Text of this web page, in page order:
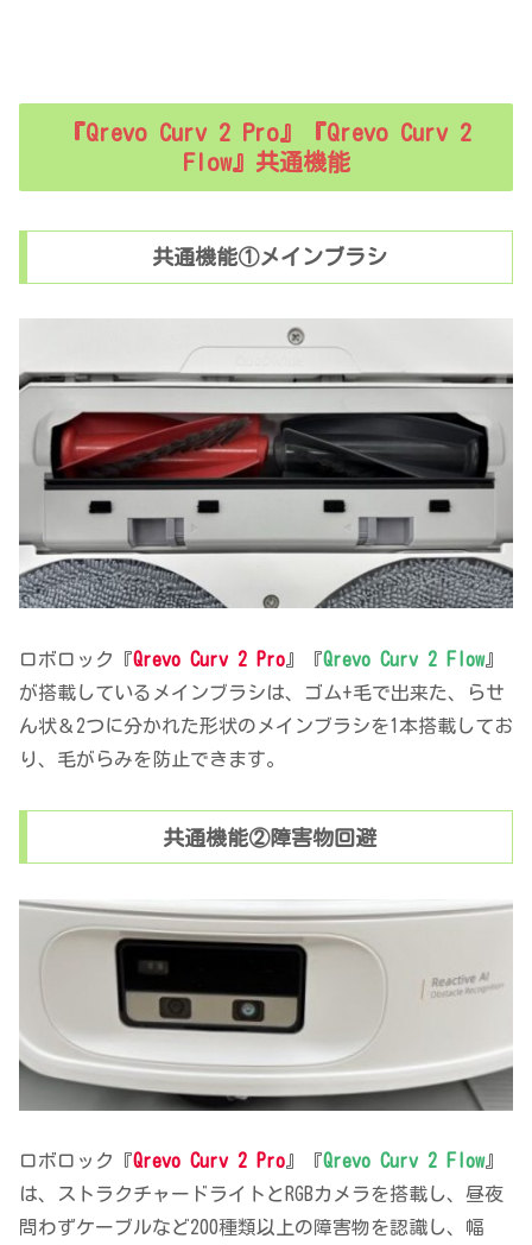
『Qrevo Curv 2 Pro』『Qrevo Curv 2
Flow』共通機能
共通機能①メインブラシ
ロボロック『Qrevo Curv 2 Pro 』『Qrevo Curv 2 Flow』
が搭載しているメインブラシは、ゴム+毛で出来た、らせ
ん状＆2つに分かれた形状のメインブラシを1本搭載してお
り、毛がらみを防止できます。
共通機能②障害物回避
ロボロック『Qrevo Curv 2 Pro』『Qrevo Curv 2 Flow』
は、ストラクチャードライトとRGBカメラを搭載し、昼夜
問わずケーブルなど200種類以上の障害物を認識し、幅